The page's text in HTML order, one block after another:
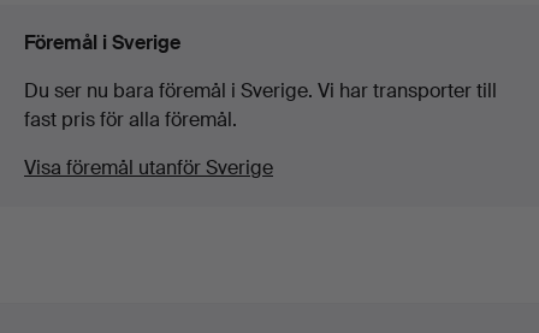
Föremål i Sverige
Du ser nu bara föremål i Sverige. Vi har transporter till
fast pris för alla föremål.
Visa föremål utanför Sverige